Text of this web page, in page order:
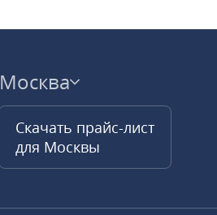
Москва
Скачать прайс-лист
для Москвы